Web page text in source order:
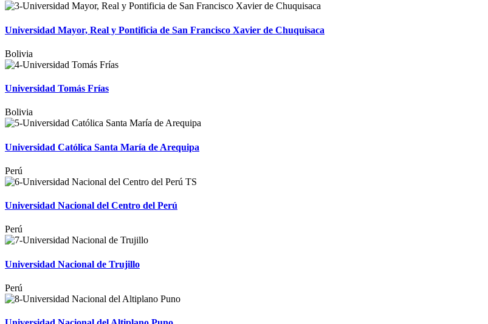
Universidad Mayor, Real y Pontificia de San Francisco Xavier de Chuquisaca
Bolivia
Universidad Tomás Frías
Bolivia
Universidad Católica Santa María de Arequipa
Perú
Universidad Nacional del Centro del Perú
Perú
Universidad Nacional de Trujillo
Perú